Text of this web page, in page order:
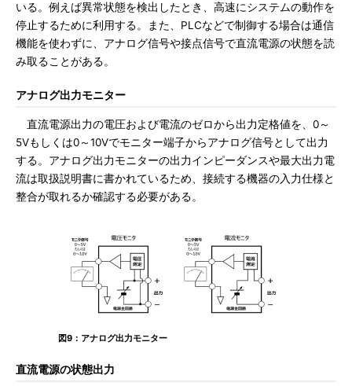
いる。例えば異常状態を検出したとき、高速にシステムの動作を
停止するために利用する。また、PLCなどで制御する場合は通信
機能を使わずに、アナログ信号や接点信号で直流電源の状態を読
み取ることがある。
アナログ出力モニター
直流電源出力の電圧および電流のゼロから出力定格値を、0～
5Vもしくは0～10Vでモニター端子からアナログ信号として出力
する。アナログ出力モニターの出力インピーダンスや最大出力電
流は取扱説明書に書かれているため、接続する機器の入力仕様と
整合が取れるか確認する必要がある。
図9：アナログ出力モニター
直流電源の状態出力